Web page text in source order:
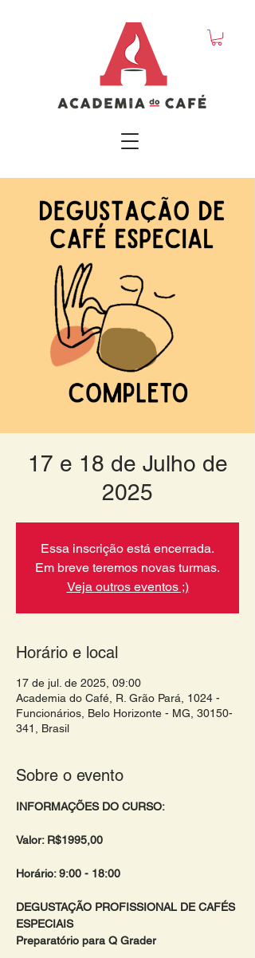
17 e 18 de Julho de
2025
Essa inscrição está encerrada.
Em breve teremos novas turmas.
Veja outros eventos ;)
Horário e local
17 de jul. de 2025, 09:00
Academia do Café, R. Grão Pará, 1024 -
Funcionários, Belo Horizonte - MG, 30150-
341, Brasil
Sobre o evento
INFORMAÇÕES DO CURSO:
Valor: R$1995,00
Horário: 9:00 - 18:00
DEGUSTAÇÃO PROFISSIONAL DE CAFÉS
ESPECIAIS
Preparatório para Q Grader